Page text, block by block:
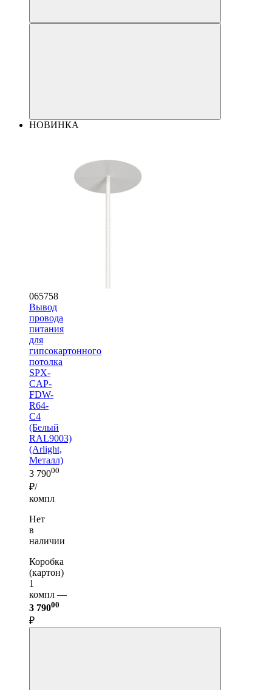
НОВИНКА
065758
Вывод
провода
питания
для
гипсокартонного
потолка
SPX-
CAP-
FDW-
R64-
C4
(Белый
RAL9003)
(Arlight,
Металл)
3 79000
₽/
компл
Нет
в
наличии
Коробка
(картон)
1
компл —
3 79000
₽